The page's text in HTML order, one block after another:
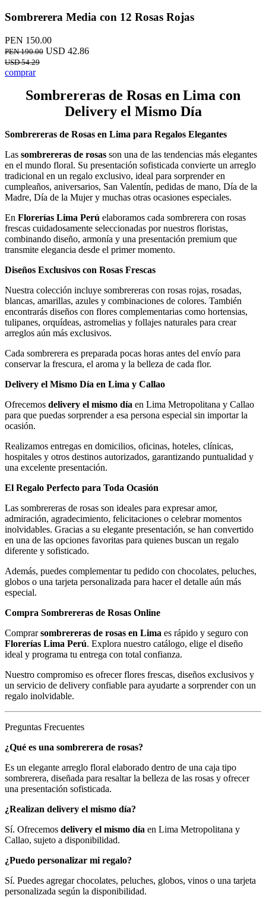
Sombrerera Media con 12 Rosas Rojas
PEN 150.00
PEN 190.00 USD 42.86
USD 54.29
comprar
Sombrereras de Rosas en Lima con
Delivery el Mismo Día
Sombrereras de Rosas en Lima para Regalos Elegantes
Las sombrereras de rosas son una de las tendencias más elegantes
en el mundo floral. Su presentación sofisticada convierte un arreglo
tradicional en un regalo exclusivo, ideal para sorprender en
cumpleaños, aniversarios, San Valentín, pedidas de mano, Día de la
Madre, Día de la Mujer y muchas otras ocasiones especiales.
En Florerías Lima Perú elaboramos cada sombrerera con rosas
frescas cuidadosamente seleccionadas por nuestros floristas,
combinando diseño, armonía y una presentación premium que
transmite elegancia desde el primer momento.
Diseños Exclusivos con Rosas Frescas
Nuestra colección incluye sombrereras con rosas rojas, rosadas,
blancas, amarillas, azules y combinaciones de colores. También
encontrarás diseños con flores complementarias como hortensias,
tulipanes, orquídeas, astromelias y follajes naturales para crear
arreglos aún más exclusivos.
Cada sombrerera es preparada pocas horas antes del envío para
conservar la frescura, el aroma y la belleza de cada flor.
Delivery el Mismo Día en Lima y Callao
Ofrecemos delivery el mismo día en Lima Metropolitana y Callao
para que puedas sorprender a esa persona especial sin importar la
ocasión.
Realizamos entregas en domicilios, oficinas, hoteles, clínicas,
hospitales y otros destinos autorizados, garantizando puntualidad y
una excelente presentación.
El Regalo Perfecto para Toda Ocasión
Las sombrereras de rosas son ideales para expresar amor,
admiración, agradecimiento, felicitaciones o celebrar momentos
inolvidables. Gracias a su elegante presentación, se han convertido
en una de las opciones favoritas para quienes buscan un regalo
diferente y sofisticado.
Además, puedes complementar tu pedido con chocolates, peluches,
globos o una tarjeta personalizada para hacer el detalle aún más
especial.
Compra Sombrereras de Rosas Online
Comprarsombrereras de rosas en Lima es rápido y seguro con
Florerías Lima Perú. Explora nuestro catálogo, elige el diseño
ideal y programa tu entrega con total confianza.
Nuestro compromiso es ofrecer flores frescas, diseños exclusivos y
un servicio de delivery confiable para ayudarte a sorprender con un
regalo inolvidable.
Preguntas Frecuentes
¿Qué es una sombrerera de rosas?
Es un elegante arreglo floral elaborado dentro de una caja tipo
sombrerera, diseñada para resaltar la belleza de las rosas y ofrecer
una presentación sofisticada.
¿Realizan delivery el mismo día?
Sí. Ofrecemos delivery el mismo día en Lima Metropolitana y
Callao, sujeto a disponibilidad.
¿Puedo personalizar mi regalo?
Sí. Puedes agregar chocolates, peluches, globos, vinos o una tarjeta
personalizada según la disponibilidad.